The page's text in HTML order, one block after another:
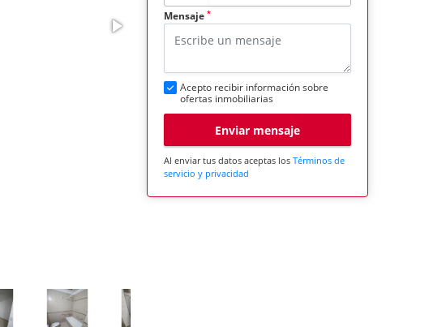
Mensaje *
Acepto recibir información sobre
ofertas inmobiliarias
Enviar mensaje
Al enviar tus datos aceptas los Términos de
servicio y privacidad